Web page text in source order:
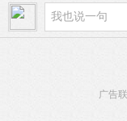
广告